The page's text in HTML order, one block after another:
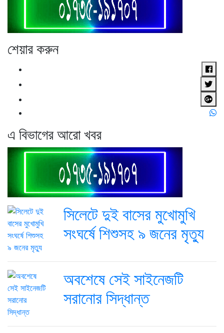
শেয়ার করুন
এ বিভাগের আরো খবর
সিলেটে দুই বাসের মুখোমুখি
সংঘর্ষে শিশুসহ ৯ জনের মৃত্যু
অবশেষে সেই সাইনেজটি
সরানোর সিদ্ধান্ত